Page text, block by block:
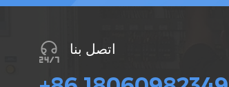
اتصل بنا